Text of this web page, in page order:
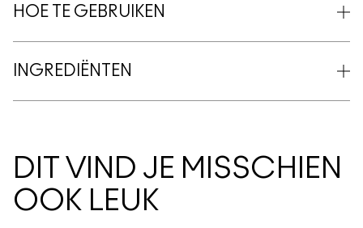
HOE TE GEBRUIKEN
INGREDIËNTEN
DIT VIND JE MISSCHIEN
OOK LEUK